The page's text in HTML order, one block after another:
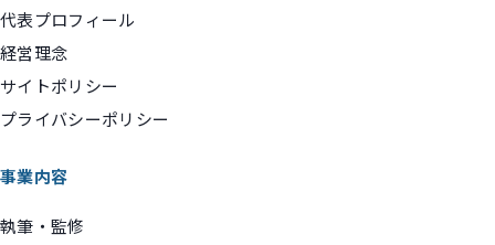
代表プロフィール
経営理念
サイトポリシー
プライバシーポリシー
事業内容
執筆・監修